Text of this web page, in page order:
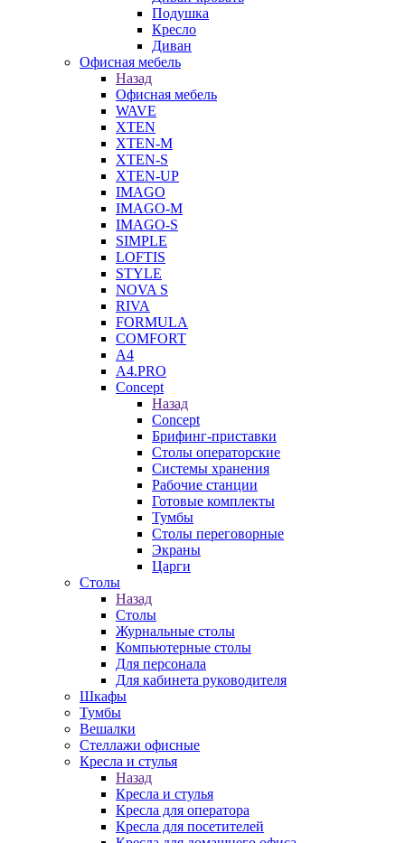
Подушка
Кресло
Диван
Офисная мебель
Назад
Офисная мебель
WAVE
XTEN
XTEN-M
XTEN-S
XTEN-UP
IMAGO
IMAGO-M
IMAGO-S
SIMPLE
LOFTIS
STYLE
NOVA S
RIVA
FORMULA
COMFORT
A4
A4.PRO
Concept
Назад
Concept
Брифинг-приставки
Столы операторские
Системы хранения
Рабочие станции
Готовые комплекты
Тумбы
Столы переговорные
Экраны
Царги
Столы
Назад
Столы
Журнальные столы
Компьютерные столы
Для персонала
Для кабинета руководителя
Шкафы
Тумбы
Вешалки
Стеллажи офисные
Кресла и стулья
Назад
Кресла и стулья
Кресла для оператора
Кресла для посетителей